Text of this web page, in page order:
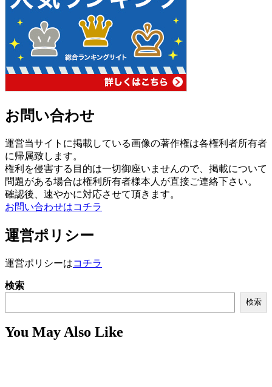
お問い合わせ
運営当サイトに掲載している画像の著作権は各権利者所有者
に帰属致します。
権利を侵害する目的は一切御座いませんので、掲載について
問題がある場合は権利所有者様本人が直接ご連絡下さい。
確認後、速やかに対応させて頂きます。
お問い合わせはコチラ
運営ポリシー
運営ポリシーはコチラ
検索
検索
You May Also Like